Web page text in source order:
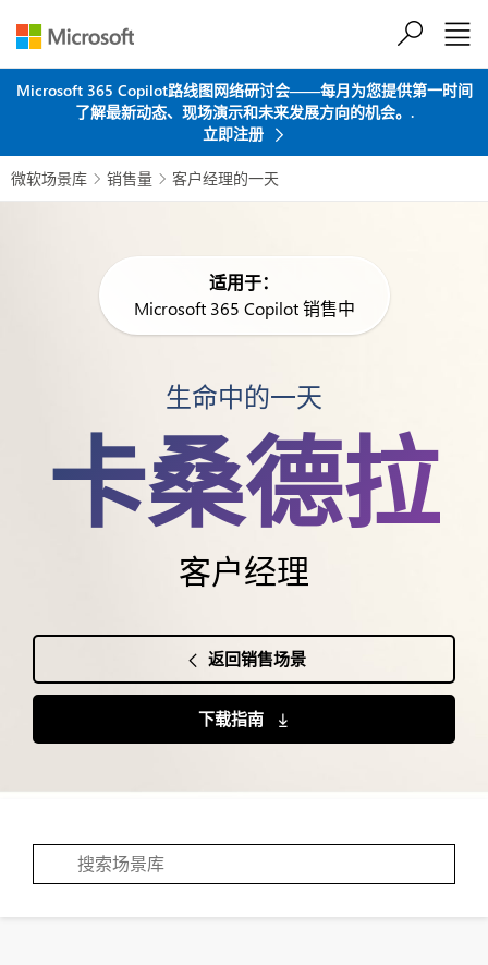
Microsoft 365 Copilot路线图网络研讨会——每月为您提供第一时间
了解最新动态、现场演示和未来发展方向的机会。.
立即注册
微软场景库  销售量  客户经理的一天
适用于：
Microsoft 365 Copilot 销售中
生命中的一天
卡桑德拉
客户经理
返回销售场景
下载指南